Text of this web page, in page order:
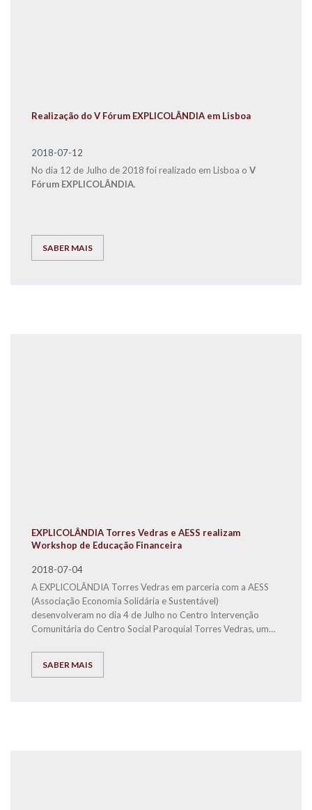
Realização do V Fórum EXPLICOLÂNDIA em Lisboa
2018-07-12
No dia 12 de Julho de 2018 foi realizado em Lisboa o V
Fórum EXPLICOLÂNDIA.
SABER MAIS
EXPLICOLÂNDIA Torres Vedras e AESS realizam
Workshop de Educação Financeira
2018-07-04
A EXPLICOLÂNDIA Torres Vedras em parceria com a AESS
(Associação Economia Solidária e Sustentável)
desenvolveram no dia 4 de Julho no Centro Intervenção
Comunitária do Centro Social Paroquial Torres Vedras, um
SABER MAIS